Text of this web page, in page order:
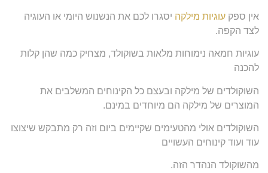
אין ספק עוגיות מילקה יסגרו לכם את הנשנוש היומי או העוגיה
לצד הקפה.
עוגיות חמאה נימוחות מלאות בשוקולד, מצחיק כמה שהן קלות
להכנה
השוקולדים של מילקה ובעצם כל הקינוחים המשלבים את
המוצרים של מילקה הם מיוחדים במינם.
השוקולדים אולי מהטעימים שקיימים ביום וזה רק מתבקש שיצוצו
עוד ועוד קינוחים העשויים
מהשוקולד הנהדר הזה.